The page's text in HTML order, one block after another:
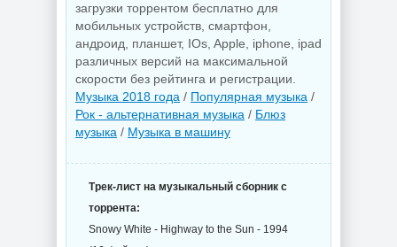
загрузки торрентом бесплатно для
мобильных устройств, смартфон,
андроид, планшет, IOs, Apple, iphone, ipad
различных версий на максимальной
скорости без рейтинга и регистрации.
Музыка 2018 года / Популярная музыка /
Рок - альтернативная музыка / Блюз
музыка / Музыка в машину
Трек-лист на музыкальный сборник с
торрента:
Snowy White - Highway to the Sun - 1994